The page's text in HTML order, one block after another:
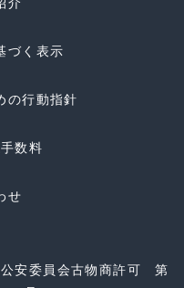
介
づく表示
の行動指針
数料
せ
安委員会古物商許可 第